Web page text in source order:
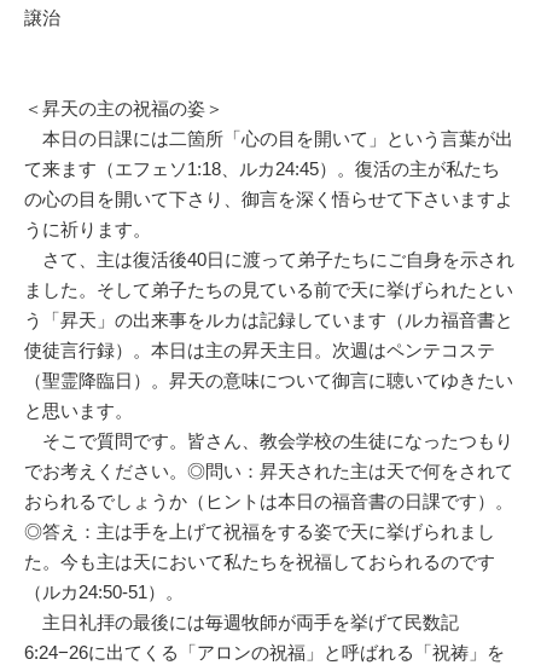
譲治
＜昇天の主の祝福の姿＞
本日の日課には二箇所「心の目を開いて」という言葉が出
て来ます（エフェソ1:18、ルカ24:45）。復活の主が私たち
の心の目を開いて下さり、御言を深く悟らせて下さいますよ
うに祈ります。
さて、主は復活後40日に渡って弟子たちにご自身を示され
ました。そして弟子たちの見ている前で天に挙げられたとい
う「昇天」の出来事をルカは記録しています（ルカ福音書と
使徒言行録）。本日は主の昇天主日。次週はペンテコステ
（聖霊降臨日）。昇天の意味について御言に聴いてゆきたい
と思います。
そこで質問です。皆さん、教会学校の生徒になったつもり
でお考えください。◎問い：昇天された主は天で何をされて
おられるでしょうか（ヒントは本日の福音書の日課です）。
◎答え：主は手を上げて祝福をする姿で天に挙げられまし
た。今も主は天において私たちを祝福しておられるのです
（ルカ24:50-51）。
主日礼拝の最後には毎週牧師が両手を挙げて民数記
6:24−26に出てくる「アロンの祝福」と呼ばれる「祝祷」を